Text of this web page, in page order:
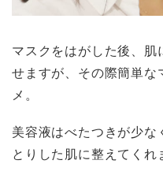
マスクをはがした後、肌
せますが、その際簡単な
メ。
美容液はべたつきが少
とりした肌に整えてくれ